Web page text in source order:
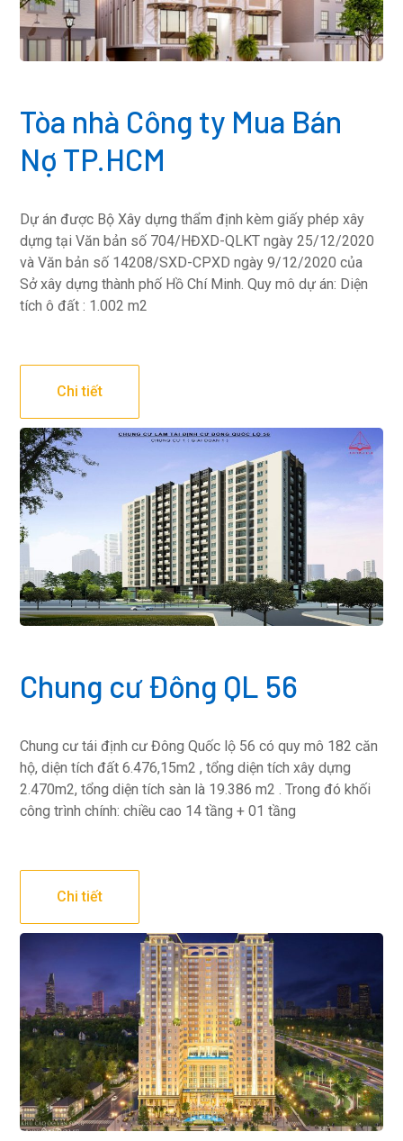
Tòa nhà Công ty Mua Bán
Nợ TP.HCM
Dự án được Bộ Xây dựng thẩm định kèm giấy phép xây
dựng tại Văn bản số 704/HĐXD-QLKT ngày 25/12/2020
và Văn bản số 14208/SXD-CPXD ngày 9/12/2020 của
Sở xây dựng thành phố Hồ Chí Minh. Quy mô dự án: Diện
tích ô đất : 1.002 m2
Chi tiết
Chung cư Đông QL 56
Chung cư tái định cư Đông Quốc lộ 56 có quy mô 182 căn
hộ, diện tích đất 6.476,15m2 , tổng diện tích xây dựng
2.470m2, tổng diện tích sàn là 19.386 m2 . Trong đó khối
công trình chính: chiều cao 14 tầng + 01 tầng
Chi tiết